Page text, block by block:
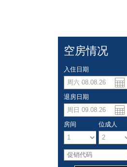
空房情况
入住日期
退房日期
房间 位成人